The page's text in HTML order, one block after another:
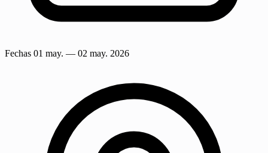
Fechas 01 may. — 02 may. 2026